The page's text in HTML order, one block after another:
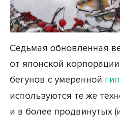
Седьмая обновленная
от японской
бегунов с умеренной
используются те же
и в более продвинутых